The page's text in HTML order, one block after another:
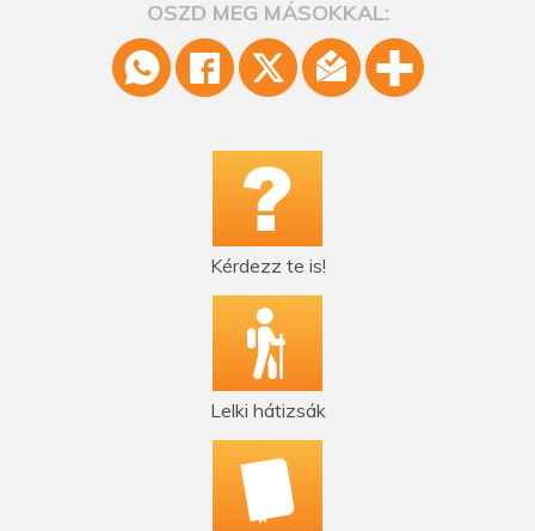
OSZD MEG MÁSOKKAL:
Kérdezz te is!
Lelki hátizsák